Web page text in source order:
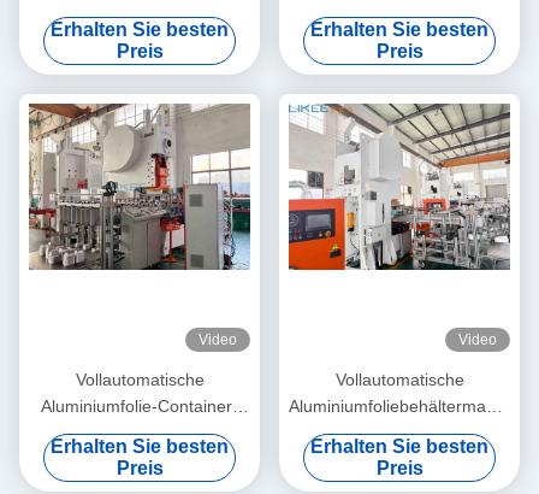
und Entwicklung 15 Jahre
Erhalten Sie besten
Preis
Containermaschine mit 19
kW Motorleistung und
Übersee-Installationsdienst
Erhalten Sie besten
Preis
Video
Vollautomatische
Aluminiumfolie-Container-
Herstellmaschine mit 35-70
Schlägen/Min. und C-Frame-
Hydraulikpresse
Erhalten Sie besten
Preis
Video
Vollautomatische
Aluminiumfoliebehältermaschine
mit 3-Hohlraumform und C-
Rahmenstruktur
Erhalten Sie besten
Preis